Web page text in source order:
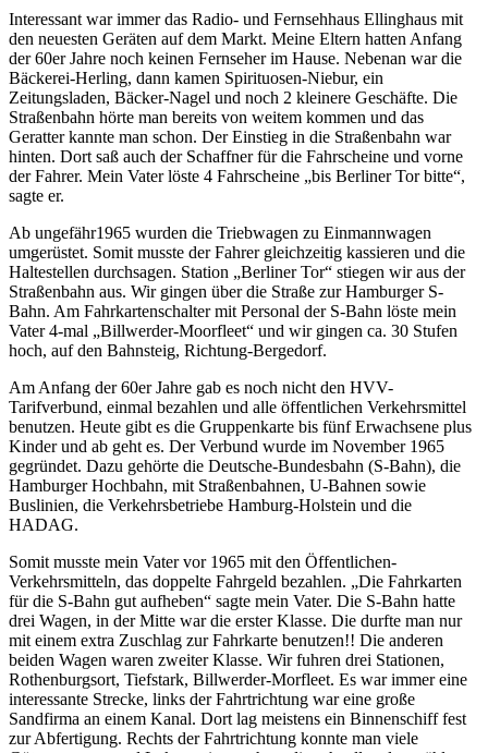
Interessant war immer das Radio- und Fernsehhaus Ellinghaus mit
den neuesten Geräten auf dem Markt. Meine Eltern hatten Anfang
der 60er Jahre noch keinen Fernseher im Hause. Nebenan war die
Bäckerei-Herling, dann kamen Spirituosen-Niebur, ein
Zeitungsladen, Bäcker-Nagel und noch 2 kleinere Geschäfte. Die
Straßenbahn hörte man bereits von weitem kommen und das
Geratter kannte man schon. Der Einstieg in die Straßenbahn war
hinten. Dort saß auch der Schaffner für die Fahrscheine und vorne
der Fahrer. Mein Vater löste 4 Fahrscheine
bis Berliner Tor bitte ,
sagte er.
Ab ungefähr1965 wurden die Triebwagen zu Einmannwagen
umgerüstet. Somit musste der Fahrer gleichzeitig kassieren und die
Haltestellen durchsagen. Station
Berliner Tor
stiegen wir aus der
Straßenbahn aus. Wir gingen über die Straße zur Hamburger S-
Bahn. Am Fahrkartenschalter mit Personal der S-Bahn löste mein
Vater 4-mal
Billwerder-Moorfleet
und wir gingen ca. 30 Stufen
hoch, auf den Bahnsteig, Richtung-Bergedorf.
Am Anfang der 60er Jahre gab es noch nicht den HVV-
Tarifverbund, einmal bezahlen und alle öffentlichen Verkehrsmittel
benutzen. Heute gibt es die Gruppenkarte bis fünf Erwachsene plus
Kinder und ab geht es. Der Verbund wurde im November 1965
gegründet. Dazu gehörte die Deutsche-Bundesbahn (S-Bahn), die
Hamburger Hochbahn, mit Straßenbahnen, U-Bahnen sowie
Buslinien, die Verkehrsbetriebe Hamburg-Holstein und die
HADAG.
Somit musste mein Vater vor 1965 mit den Öffentlichen-
Verkehrsmitteln, das doppelte Fahrgeld bezahlen.
Die Fahrkarten
für die S-Bahn gut aufheben
sagte mein Vater. Die S-Bahn hatte
drei Wagen, in der Mitte war die erster Klasse. Die durfte man nur
mit einem extra Zuschlag zur Fahrkarte benutzen!! Die anderen
beiden Wagen waren zweiter Klasse. Wir fuhren drei Stationen,
Rothenburgsort, Tiefstark, Billwerder-Morfleet. Es war immer eine
interessante Strecke, links der Fahrtrichtung war eine große
Sandfirma an einem Kanal. Dort lag meistens ein Binnenschiff fest
zur Abfertigung. Rechts der Fahrtrichtung konnte man viele